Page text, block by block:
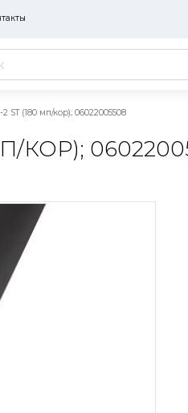
ST (180 мп/кор); 06022005508
КОР);